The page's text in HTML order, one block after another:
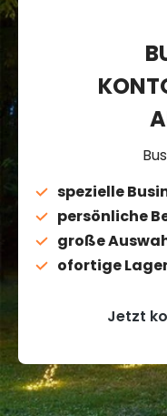
spezielle
persönliche
große
ofortige
Jetzt